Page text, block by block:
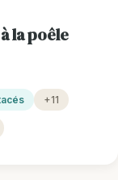
la poêle
+11